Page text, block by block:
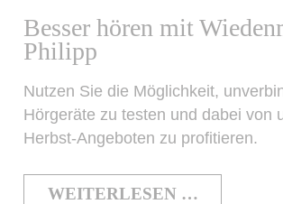
Besser hören mit
Philipp
Nutzen Sie die Möglichkeit,
Hörgeräte zu testen und dabei von
Herbst-Angeboten zu profitieren.
WEITERLESEN …